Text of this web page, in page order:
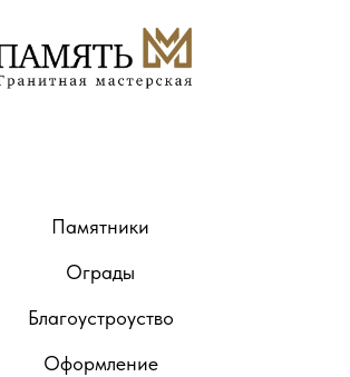
Памятники
Ограды
Благоустроуство
Оформление